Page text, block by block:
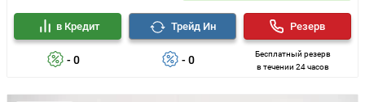
- 0
в Кредит
- 0
Трейд Ин
Бесплатный резерв
в течении 24 часов
Резерв